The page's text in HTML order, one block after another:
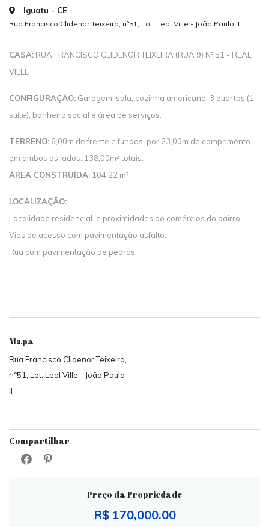
Iguatu - CE
Rua Francisco Clidenor Teixeira, n°51, Lot. Leal Ville - João Paulo II
CASA: RUA FRANCISCO CLIDENOR TEIXEIRA (RUA 9) Nº 51 - REAL
VILLE
CONFIGURAÇÃO: Garagem, sala, cozinha americana, 3 quartos (1
suíte), banheiro social e área de serviços.
TERRENO: 6,00m de frente e fundos, por 23,00m de comprimento
em ambos os lados. 138,00m² totais.
ÁREA CONSTRUÍDA: 104,22 m²
LOCALIZAÇÃO:
Localidade residencial e proximidades do comércios do bairro.
Vias de acesso com pavimentação asfalto.
Rua com pavimentação de pedras.
Mapa
Rua Francisco Clidenor Teixeira,
n°51, Lot. Leal Ville - João Paulo
II
Compartilhar
Preço da Propriedade
R$ 170,000.00